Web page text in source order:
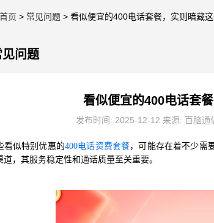
首页 > 常见问题 > 看似便宜的400电话套餐，实则暗藏
问题
看似便宜的400电话套
发布时间: 2025-12-12 来源: 百脑通
看似特别优惠的400电话资费套餐，可能存在着不少需
道，其服务稳定性和通话质量至关重要。